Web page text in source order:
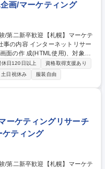
画/マーケティング
面の作 成(HTML使用)、対象と
選定、モニターへアンケート依
務内容】 ■
作成しますが、質問の流れやボ
ら作成していきます。 ■お互い
適宜相談したり、アイディアを
ます。 ■顧客と直接やり取りす
り取りする案件も増えます。 募
ティングリサーチ職/フレック
休日120日以上
資格取得支援あり
土日祝休み 服装自由
ーケティングリサーチ
ケティング